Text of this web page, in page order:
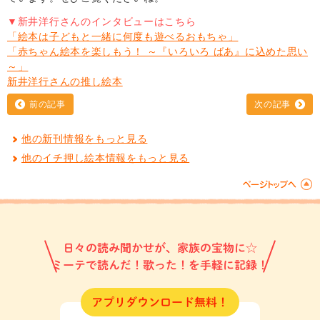
▼新井洋行さんのインタビューはこちら
「絵本は子どもと一緒に何度も遊べるおもちゃ」
「赤ちゃん絵本を楽しもう！ ～『いろいろ ばあ』に込めた思い
～」
新井洋行さんの推し絵本
前の記事 次の記事
他の新刊情報をもっと見る
他のイチ押し絵本情報をもっと見る
日々の読み聞かせが、家族の宝物に☆
ミーテで読んだ！歌った！を手軽に記録！
アプリダウンロード無料！